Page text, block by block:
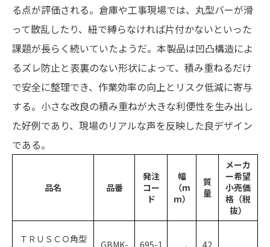
る点が評価される。倉庫や工事現場では、丸型バーが滑
って散乱したり、紐で縛らなければ片付かないといった
課題が長らく続いていたようだ。本製品は凹凸構造によ
るズレ防止と表裏のない形状によって、積み重ねるだけ
で安全に整理でき、作業効率の向上とリスク低減に寄与
する。小さな改良の積み重ねが大きな利便性を生み出し
た好例であり、現場のリアルな声を反映した良デザイン
である。
品名 品番
発注
コー
ド
幅
（m
m）
質
量
メーカ
ー希望
小売価
格（税
抜）
ＴＲＵＳＣＯ角型
GBMK-
695-1
42